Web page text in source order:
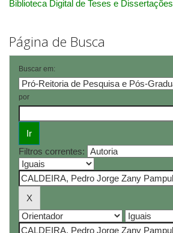
Biblioteca Digital de Teses e Dissertações
Página de Busca
Buscar em:
por
Filtros correntes: